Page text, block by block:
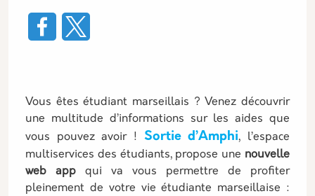
Vous êtes étudiant marseillais ? Venez découvrir
une multitude d’informations sur les aides que
vous pouvez avoir ! Sortie d’Amphi, l’espace
multiservices des étudiants, propose une nouvelle
web app qui va vous permettre de profiter
pleinement de votre vie étudiante marseillaise :